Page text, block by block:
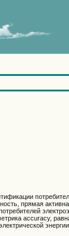
прямая
accuracy,
энергии.